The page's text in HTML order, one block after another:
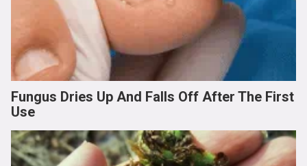
Fungus Dries Up And Falls Off After The First
Use